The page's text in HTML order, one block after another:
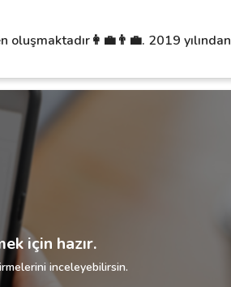
oluşmaktadır👩‍💼👨‍💼. 2019 yılından
için hazır.
inceleyebilirsin.